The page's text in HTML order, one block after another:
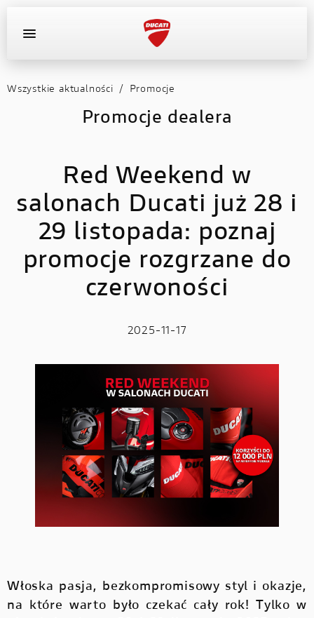
OFERTA DEALERA
MOTOCYKLE
AKTUALNOŚCI
OFERTA DEALERA
KONFIGURATOR
KONTAKT
Wszystkie aktualności / Promocje
Promocje dealera
Red Weekend w
salonach Ducati już 28 i
29 listopada: poznaj
promocje rozgrzane do
czerwoności
2025-11-17
Włoska pasja, bezkompromisowy styl i okazje,
na które warto było czekać cały rok! Tylko w